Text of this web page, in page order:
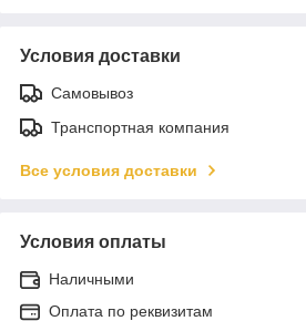
Условия доставки
Самовывоз
Транспортная компания
Все условия доставки
Условия оплаты
Наличными
Оплата по реквизитам